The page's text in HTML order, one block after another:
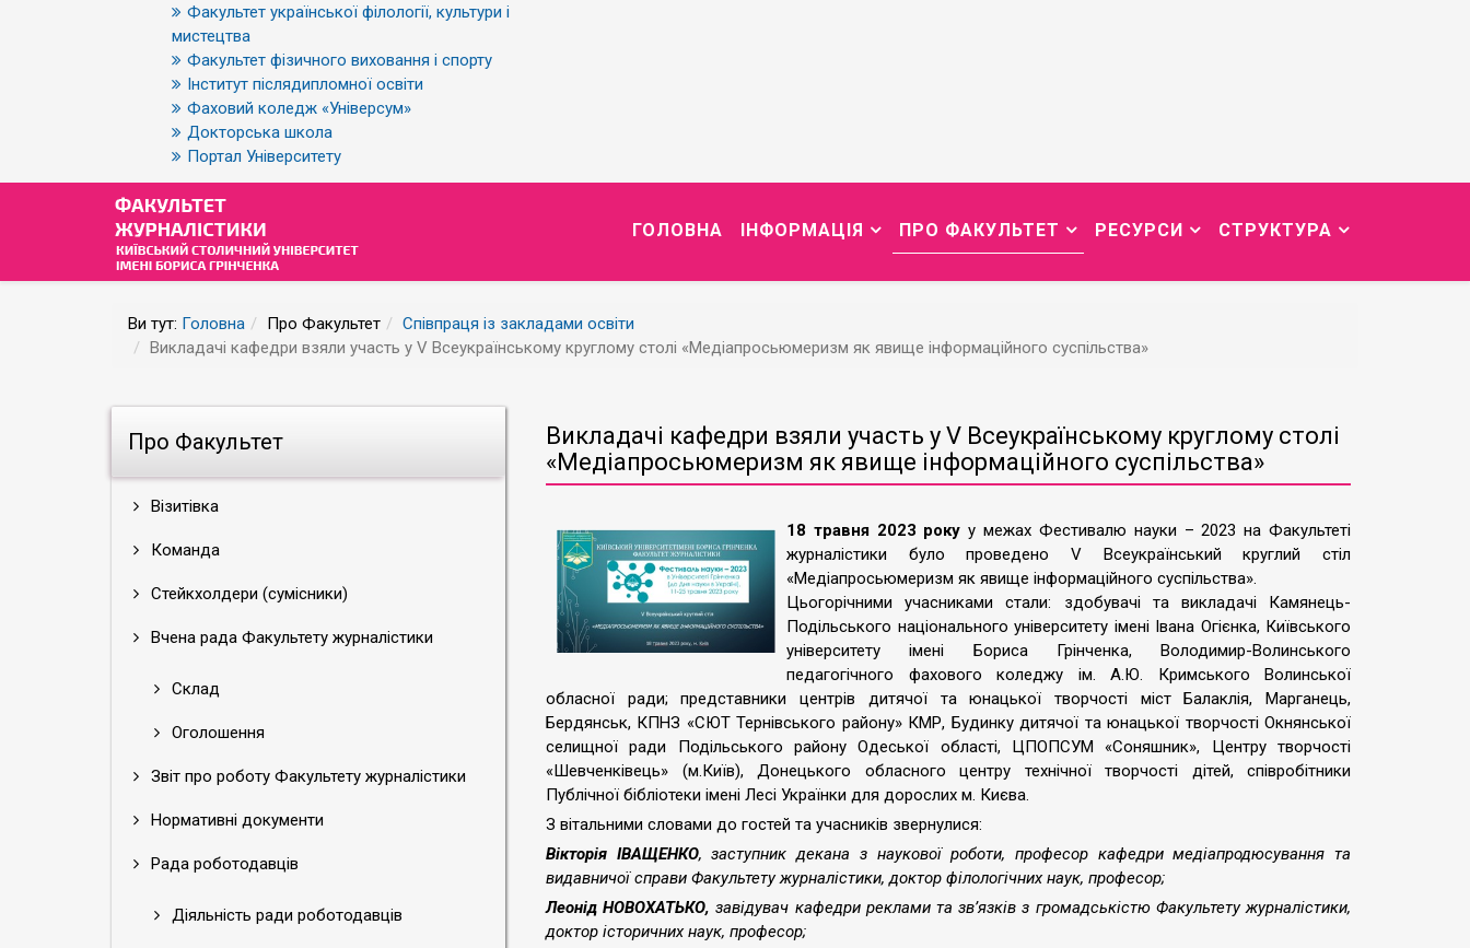
Факультет української філології, культури і
мистецтва
Факультет фізичного виховання і спорту
Інститут післядипломної освіти
Фаховий коледж «Універсум»
Докторська школа
Портал Університету
ГОЛОВНА ІНФОРМАЦІЯ ПРО ФАКУЛЬТЕТ РЕСУРСИ СТРУКТУРА
Ви тут: Головна Про Факультет
Співпраця із закладами освіти
Викладачі кафедри взяли участь у V Всеукраїнському круглому столі «Медіапросьюмеризм як явище інформаційного суспільства»
Про Факультет
Візитівка
Команда
Стейкхолдери (сумісники)
Вчена рада Факультету журналістики
Склад
Оголошення
Звіт про роботу Факультету журналістики
Нормативні документи
Рада роботодавців
Діяльність ради роботодавців
Викладачі кафедри взяли участь у V Всеукраїнському круглому столі
«Медіапросьюмеризм як явище інформаційного суспільства»
18 травня 2023 року у межах Фестивалю науки – 2023 на Факультеті
журналістики було проведено V Всеукраїнський круглий стіл
«Медіапросьюмеризм як явище інформаційного суспільства».
Цьогорічними учасниками стали: здобувачі та викладачі Камянець-
Подільського національного університету імені Івана Огієнка, Київського
університету імені Бориса Грінченка, Володимир-Волинського
педагогічного фахового коледжу ім. А.Ю. Кримського Волинської
обласної ради; представники центрів дитячої та юнацької творчості міст Балаклія, Марганець,
Бердянськ, КПНЗ «СЮТ Тернівського району» КМР, Будинку дитячої та юнацької творчості Окнянської
селищної ради Подільського району Одеської області, ЦПОПСУМ «Соняшник», Центру творчості
«Шевченківець» (м.Київ), Донецького обласного центру технічної творчості дітей, співробітники
Публічної бібліотеки імені Лесі Українки для дорослих м. Києва.
З вітальними словами до гостей та учасників звернулися:
Вікторія ІВАЩЕНКО, заступник декана з наукової роботи, професор кафедри медіапродюсування та
видавничої справи Факультету журналістики, доктор філологічних наук, професор;
Леонід НОВОХАТЬКО, завідувач кафедри реклами та зв’язків з громадськістю Факультету журналістики,
доктор історичних наук, професор;